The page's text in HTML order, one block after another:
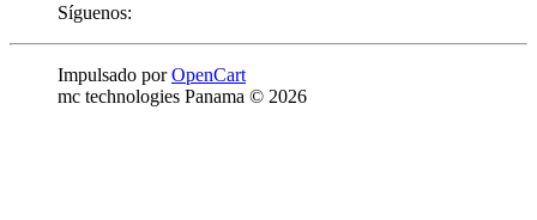
Síguenos:
Impulsado porOpenCart
mc technologies Panama © 2026